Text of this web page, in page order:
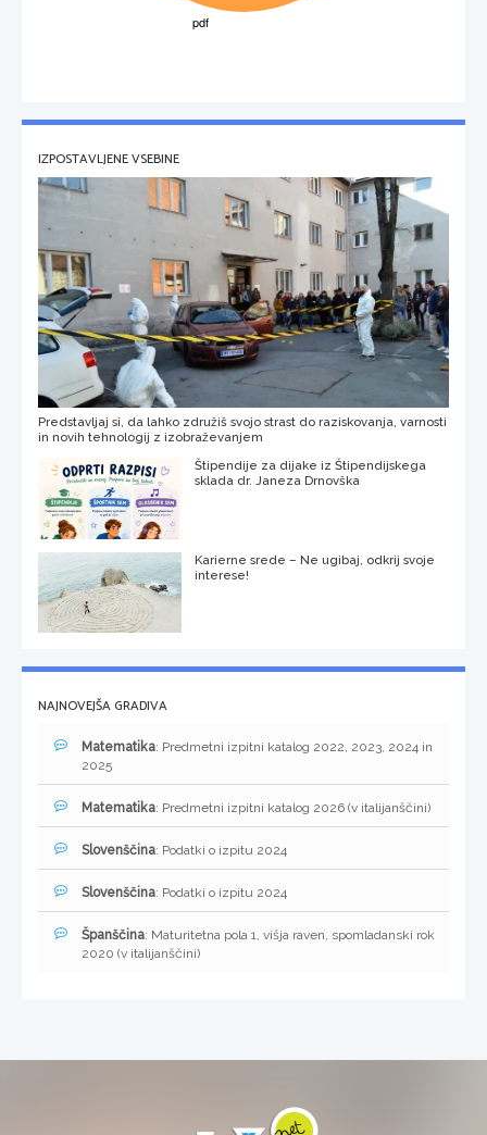
IZPOSTAVLJENE VSEBINE
Predstavljaj si, da lahko združiš svojo strast do raziskovanja, varnosti
in novih tehnologij z izobraževanjem
Štipendije za dijake iz Štipendijskega
sklada dr. Janeza Drnovška
Karierne srede – Ne ugibaj, odkrij svoje
interese!
NAJNOVEJŠA GRADIVA
Matematika: Predmetni izpitni katalog 2022, 2023, 2024 in
2025
Matematika: Predmetni izpitni katalog 2026 (v italijanščini)
Slovenščina: Podatki o izpitu 2024
Slovenščina: Podatki o izpitu 2024
Španščina: Maturitetna pola 1, višja raven, spomladanski rok
2020 (v italijanščini)